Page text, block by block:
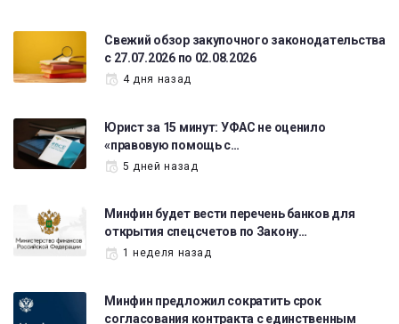
Свежий обзор закупочного законодательства
с 27.07.2026 по 02.08.2026
4 дня назад
Юрист за 15 минут: УФАС не оценило
«правовую помощь с…
5 дней назад
Минфин будет вести перечень банков для
открытия спецсчетов по Закону…
1 неделя назад
Минфин предложил сократить срок
согласования контракта с единственным